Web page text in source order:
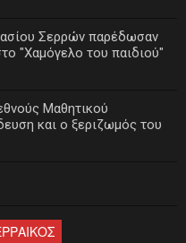
Σερρών παρέδωσαν
"Χαμόγελο του παιδιού"
Μαθητικού
και ο ξεριζωμός του